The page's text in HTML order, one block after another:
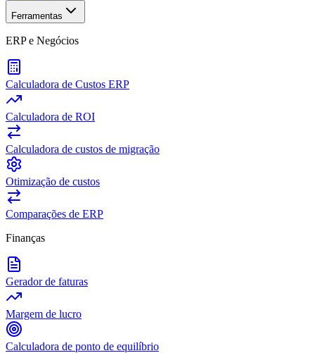
Ferramentas
ERP e Negócios
Calculadora de Custos ERP
Calculadora de ROI
Calculadora de custos de migração
Otimização de custos
Comparações de ERP
Finanças
Gerador de faturas
Margem de lucro
Calculadora de ponto de equilíbrio